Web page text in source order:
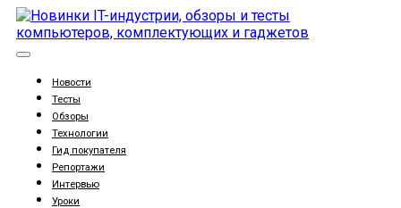
Новости
Тесты
Обзоры
Технологии
Гид покупателя
Репортажи
Интервью
Уроки